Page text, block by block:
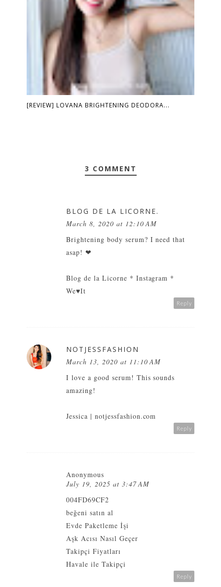
[REVIEW] LOVANA BRIGHTENING DEODORA...
3 COMMENT
BLOG DE LA LICORNE.
March 8, 2020 at 12:10 AM
Brightening body serum? I need that
asap! ❤
Blog de la Licorne * Instagram *
We♥It
Reply
NOTJESSFASHION
March 13, 2020 at 11:10 AM
I love a good serum! This sounds
amazing!
Jessica | notjessfashion.com
Reply
Anonymous
July 19, 2025 at 3:47 AM
004FD69CF2
beğeni satın al
Evde Paketleme İşi
Aşk Acısı Nasıl Geçer
Takipçi Fiyatları
Havale ile Takipçi
Reply